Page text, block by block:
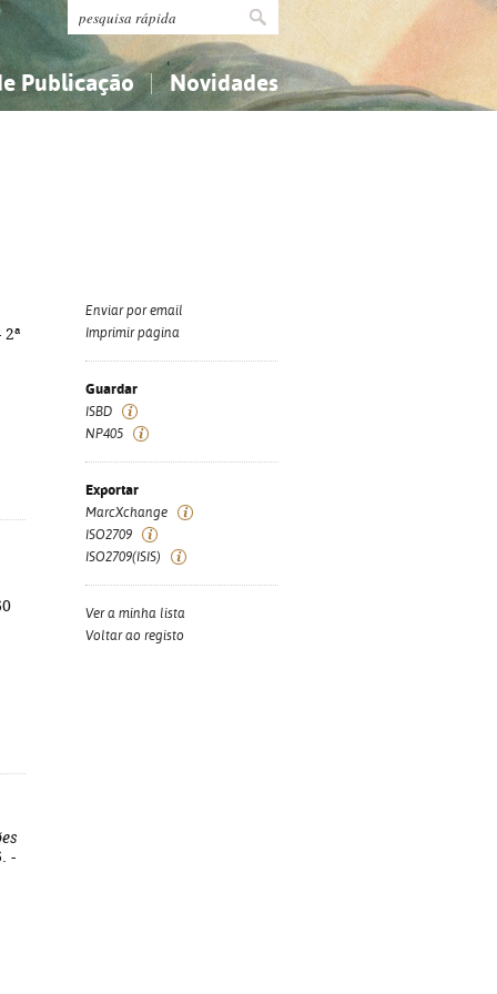
Publicação Novidades
-
Enviar por email
Imprimir página
Guardar
ISBD
NP405
Exportar
MarcXchange
ISO2709
ISO2709(ISIS)
Ver a minha lista
Voltar ao registo